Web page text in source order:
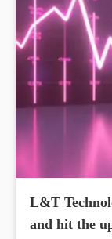
L&T
and hit the